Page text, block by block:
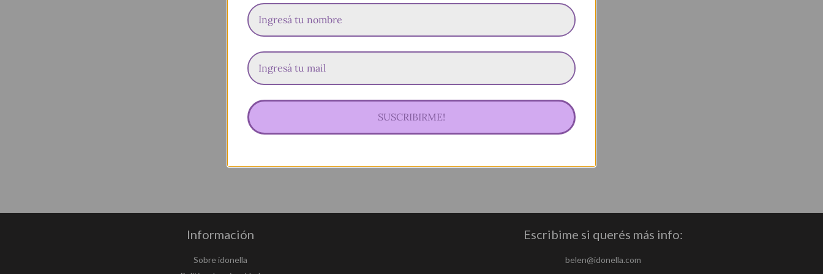
Información
Sobre idonella
Escribime si querés más info:
belen@idonella.com
SUSCRIBIRME!